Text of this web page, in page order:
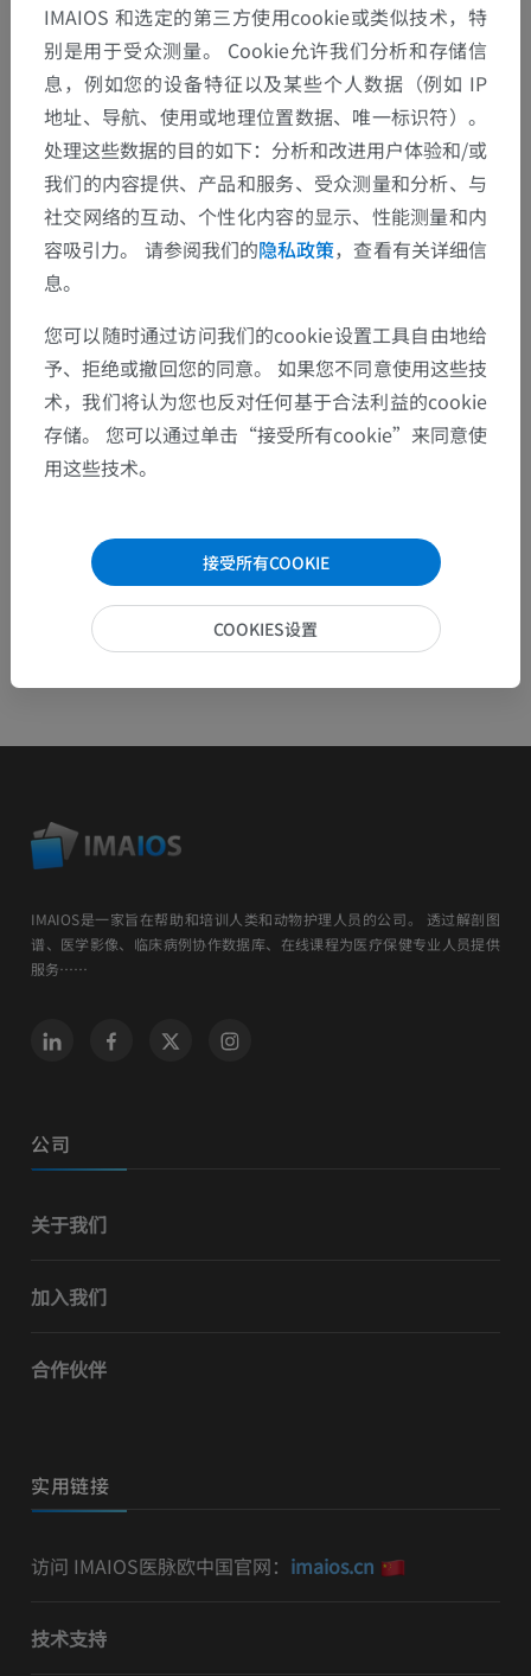
查看更多
翻译
发现错误？
欢迎提出更正、翻译或内容改进的建议。
检举错误
下载APP
IMAIOS是一家旨在帮助和培训人类和动物护理人员的公司。 透过解剖图
谱、医学影像、临床病例协作数据库、在线课程为医疗保健专业人员提供
服务……
公司
关于我们
加入我们
合作伙伴
实用链接
访问 IMAIOS医脉欧中国官网： imaios.cn
技术支持
IMAIOS 和选定的第三方使用cookie或类似技术，特
别是用于受众测量。 Cookie允许我们分析和存储信
息，例如您的设备特征以及某些个人数据（例如 IP
地址、导航、使用或地理位置数据、唯一标识符）。
处理这些数据的目的如下：分析和改进用户体验和/或
我们的内容提供、产品和服务、受众测量和分析、与
社交网络的互动、个性化内容的显示、性能测量和内
容吸引力。 请参阅我们的隐私政策，查看有关详细信
息。
您可以随时通过访问我们的cookie设置工具自由地给
予、拒绝或撤回您的同意。 如果您不同意使用这些技
术，我们将认为您也反对任何基于合法利益的cookie
存储。 您可以通过单击“接受所有cookie”来同意使
用这些技术。
接受所有COOKIE
COOKIES设置